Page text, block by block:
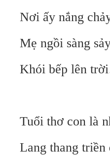
Nơi ấy nắng
Mẹ ngồi sàng
Khói bếp lên
Tuổi thơ con là
Lang thang triền